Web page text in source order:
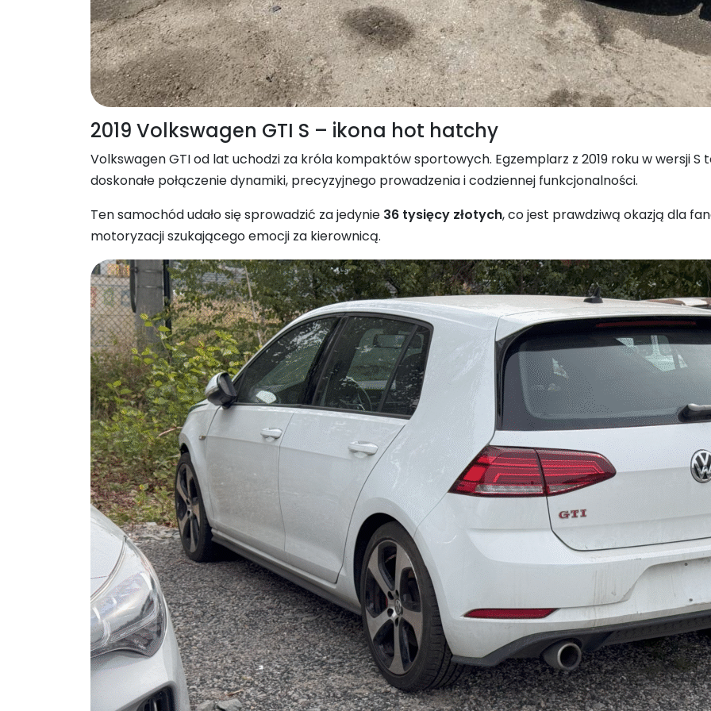
2019 Volkswagen GTI S – ikona hot hatchy
Volkswagen GTI od lat uchodzi za króla kompaktów sportowych. Egzemplarz z 2019 roku w wersji S
doskonałe połączenie dynamiki, precyzyjnego prowadzenia i codziennej funkcjonalności.
Ten samochód udało się sprowadzić za jedynie 36 tysięcy złotych, co jest prawdziwą okazją dla
motoryzacji szukającego emocji za kierownicą.